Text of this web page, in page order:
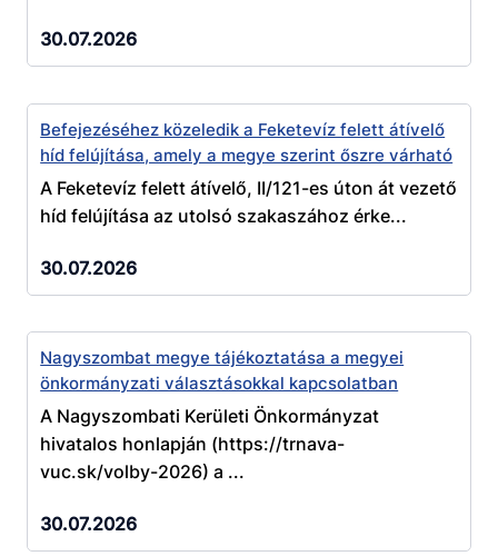
30.07.2026
Befejezéséhez közeledik a Feketevíz felett átívelő
híd felújítása, amely a megye szerint őszre várható
A Feketevíz felett átívelő, II/121-es úton át vezető
híd felújítása az utolsó szakaszához érke...
30.07.2026
Nagyszombat megye tájékoztatása a megyei
önkormányzati választásokkal kapcsolatban
A Nagyszombati Kerületi Önkormányzat
hivatalos honlapján (https://trnava-
vuc.sk/volby-2026) a ...
30.07.2026